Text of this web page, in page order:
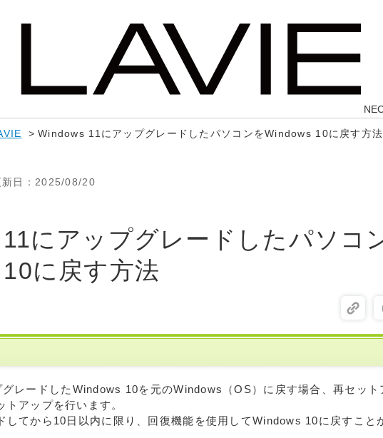
> Windows 11にアップグレードしたパソコンをWindows 10に戻す方法
日 ：2025/08/20
にアップグレードしたパソコ
に戻す方法
レードしたWindows 10を元のWindows（OS）に戻す場合、再セット
トアップを行います。
してから10日以内に限り、回復機能を使用してWindows 10に戻すこと